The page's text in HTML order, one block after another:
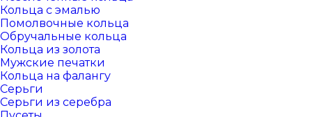
Кольца с эмалью
Помолвочные кольца
Обручальные кольца
Кольца из золота
Мужские печатки
Кольца на фалангу
Серьги
Серьги из серебра